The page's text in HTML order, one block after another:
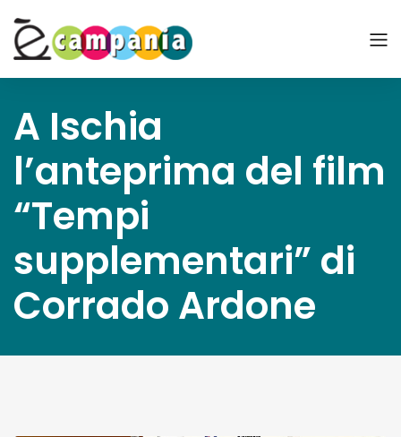
A Ischia
l’anteprima del film
“Tempi
supplementari” di
Corrado Ardone